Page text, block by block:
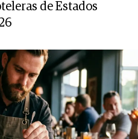
de Estados